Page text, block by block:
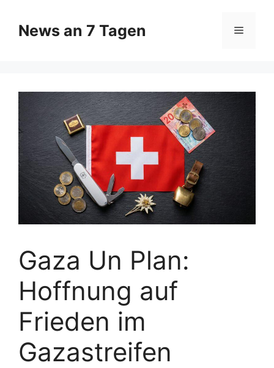
Inhalt
springen
News an 7 Tagen Menü
Gaza Un Plan:
Hoffnung auf
Frieden im
Gazastreifen